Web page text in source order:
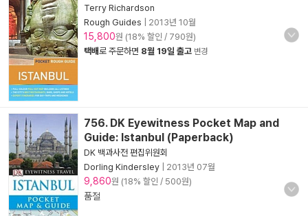
Terry Richardson
Rough Guides
2013년 10월
15,800원 (18% 할인 / 790원)
택배로 주문하면 8월 19일 출고 변경
756. DK Eyewitness Pocket Map and
Guide: Istanbul (Paperback)
DK 백과사전 편집위원회
Dorling Kindersley
2013년 07월
9,860원 (18% 할인 / 500원)
품절